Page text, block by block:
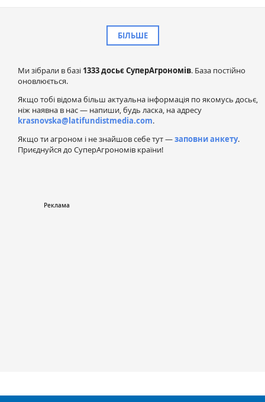
БІЛЬШЕ
Ми зібрали в базі 1333 досьє СуперАгрономів. База постійно
оновлюється.
Якщо тобі відома більш актуальна інформація по якомусь досьє,
ніж наявна в нас — напиши, будь ласка, на адресу
krasnovska@latifundistmedia.com.
Якщо ти агроном і не знайшов себе тут —заповни анкету.
Приєднуйся до СуперАгрономів країни!